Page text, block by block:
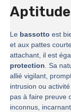
Le bassotto est
et aux pattes
attachant, il est
protection. Sa
allié vigilant,
intrusion ou
pas à faire preuve
inconnus,